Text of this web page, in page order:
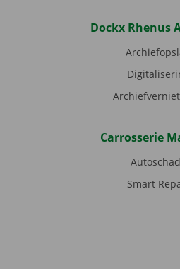
Dockx Rhenus
Carrosserie
Smart